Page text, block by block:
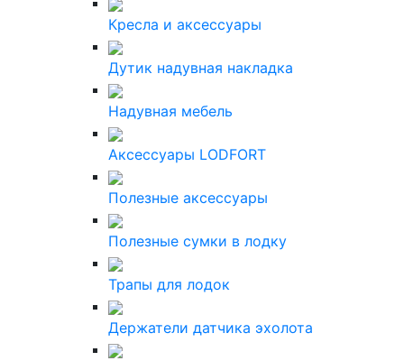
Кресла и аксессуары
Дутик надувная накладка
Надувная мебель
Аксессуары LODFORT
Полезные аксессуары
Полезные сумки в лодку
Трапы для лодок
Держатели датчика эхолота